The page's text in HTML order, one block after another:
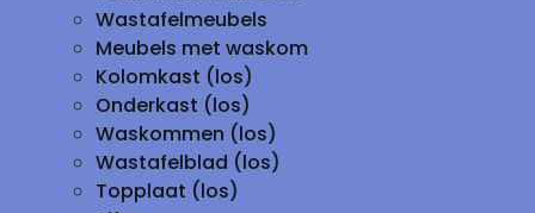
Wastafelmeubels
Meubels met waskom
Kolomkast (los)
Onderkast (los)
Waskommen (los)
Wastafelblad (los)
Topplaat (los)